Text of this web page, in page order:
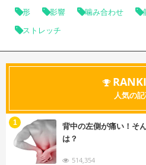
形 影響 噛み合わせ
ストレッチ
人気の
背中の左側が痛い！そ
は？
514,354
1